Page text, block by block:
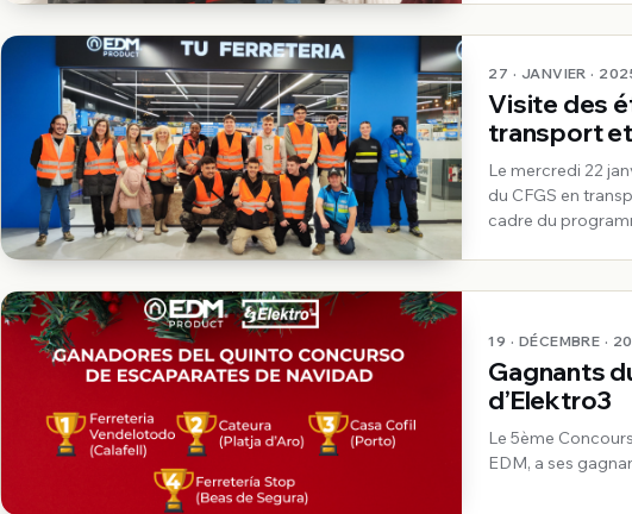
27 · JANVIER ·
Visite des
transport
Valls
Le mercredi 22
du CFGS en
cadre du
19 · DÉCEMBRE ·
Gagnants
d’Elektro3
Le 5ème
EDM, a ses